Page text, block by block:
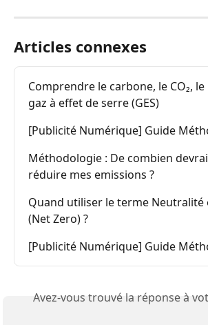
Articles connexes
Comprendre le carbone, le CO₂, le
gaz à effet de serre (GES)
[Publicité Numérique] Guide
Méthodologie : De combien
réduire mes emissions ?
Quand utiliser le terme Neutralité
(Net Zero) ?
[Publicité Numérique] Guide
Avez-vous trouvé la réponse à